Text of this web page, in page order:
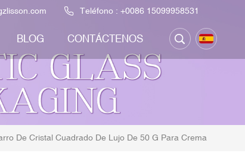
Teléfono : +0086 15099958531
BLOG CONTÁCTENOS
De Cristal Cuadrado De Lujo De 50 G Para Crema